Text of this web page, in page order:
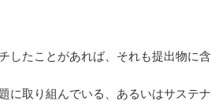
したことがあれば、それも提出物に含
に取り組んでいる、あるいはサステナ